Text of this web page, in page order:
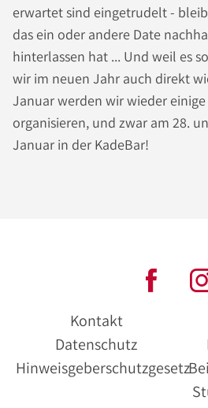
erwartet sind eingetrudelt -
das ein oder andere Date
hinterlassen hat ... Und weil es
wir im neuen Jahr auch direkt
Januar werden wir wieder
organisieren, und zwar am 28.
Januar in der KadeBar!
Kontakt
Datenschutz
Hinweisgeberschutzgesetz